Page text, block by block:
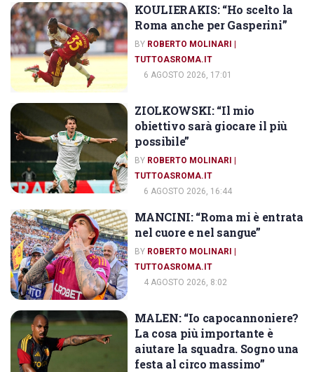
INTERVISTE
KOULIERAKIS: “Ho scelto la
Roma anche per Gasperini”
BY ROBERTO MOLINARI |
TUTTOASROMA.IT
6 AGOSTO 2026, 17:01
ZIOLKOWSKI: “Il mio
obiettivo sarà giocare il più
possibile”
BY ROBERTO MOLINARI |
TUTTOASROMA.IT
6 AGOSTO 2026, 16:44
INTERVISTE
MANCINI: “Roma mi è entrata
nel cuore e nel sangue”
BY ROBERTO MOLINARI |
TUTTOASROMA.IT
4 AGOSTO 2026, 8:02
INTERVISTE
MALEN: “Io capocannoniere?
La cosa più importante è
aiutare la squadra. Sogno una
festa al circo massimo”